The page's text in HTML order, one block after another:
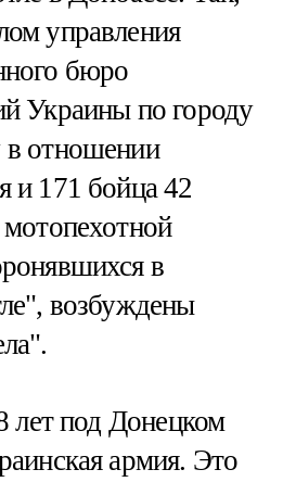
управления
бюро
Украины по городу
в отношении
и 171 бойца 42
мотопехотной
в
возбуждены
лет под Донецком
армия. Это